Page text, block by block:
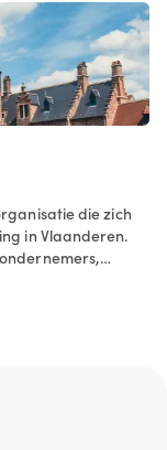
die zich
in Vlaanderen.
biologische